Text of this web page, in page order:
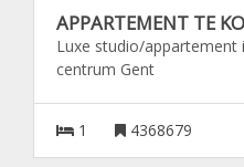
APPARTEMENT TE
Luxe studio/appartement
centrum Gent
1 4368679